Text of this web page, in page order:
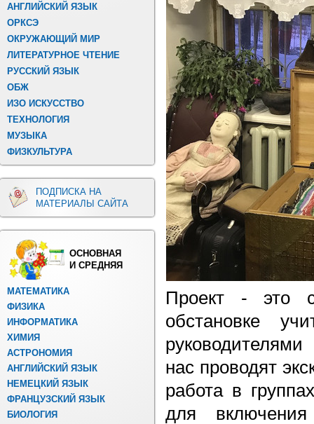
АНГЛИЙСКИЙ ЯЗЫК
ОРКСЭ
ОКРУЖАЮЩИЙ МИР
ЛИТЕРАТУРНОЕ ЧТЕНИЕ
РУССКИЙ ЯЗЫК
ОБЖ
ИЗО ИСКУССТВО
ТЕХНОЛОГИЯ
МУЗЫКА
ФИЗКУЛЬТУРА
ПОДПИСКА НА
МАТЕРИАЛЫ САЙТА
ОСНОВНАЯ
И СРЕДНЯЯ
МАТЕМАТИКА
ФИЗИКА
ИНФОРМАТИКА
ХИМИЯ
АСТРОНОМИЯ
АНГЛИЙСКИЙ ЯЗЫК
НЕМЕЦКИЙ ЯЗЫК
ФРАНЦУЗСКИЙ ЯЗЫК
БИОЛОГИЯ
Проект - это
обстановке
нас проводят
работа в
для